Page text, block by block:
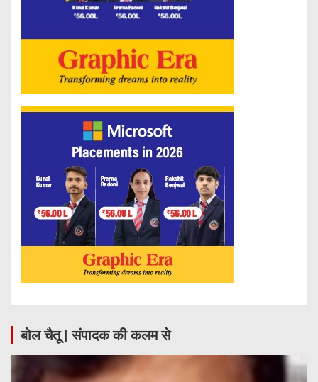
बोल चैतू | संपादक की कलम से